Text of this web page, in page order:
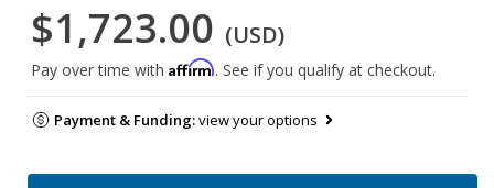
$1,723.00 (USD)
Pay over time with Affirm. See if you qualify at checkout.
Payment & Funding:view your options